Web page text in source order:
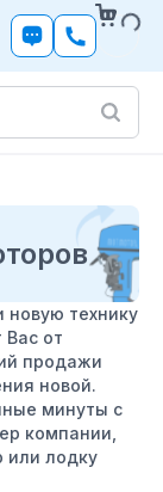
новую технику
Вас от
продажи
новой.
минуты с
компании,
или лодку